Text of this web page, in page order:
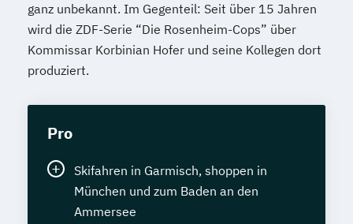
ganz unbekannt. Im Gegenteil: Seit über 15 Jahren
wird die ZDF-Serie “Die Rosenheim-Cops” über
Kommissar Korbinian Hofer und seine Kollegen dort
produziert.
Pro
Skifahren in Garmisch, shoppen in
München und zum Baden an den
Ammersee